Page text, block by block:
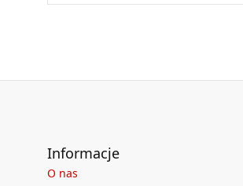
Informacje
O nas